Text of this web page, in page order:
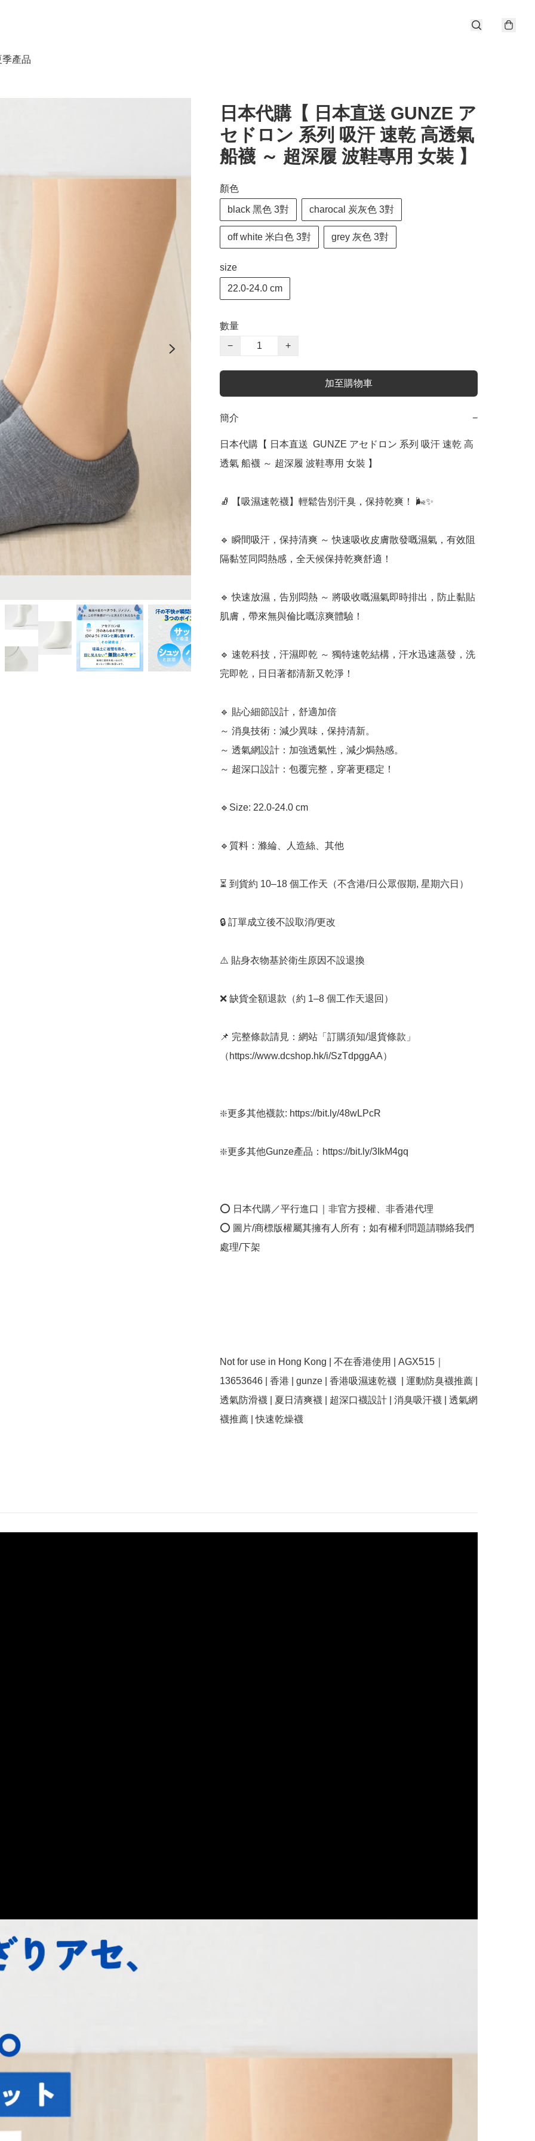
產品
日本代購【 日本直送 GUNZE ア
セドロン 系列 吸汗 速乾 高透氣
船襪 ～ 超深履 波鞋專用 女裝 】
顏色
black 黑色 3對 charocal 炭灰色 3對
off white 米白色 3對 grey 灰色 3對
size
22.0-24.0 cm
數量
−
+
加至購物車
簡介 −
日本代購【 日本直送  GUNZE アセドロン 系列 吸汗 速乾 高
透氣 船襪 ～ 超深履 波鞋專用 女裝 】
🧦 【吸濕速乾襪】輕鬆告別汗臭，保持乾爽！ 🌬️✨
🔹 瞬間吸汗，保持清爽 ～ 快速吸收皮膚散發嘅濕氣，有效阻
隔黏笠同悶熱感，全天候保持乾爽舒適！
🔹 快速放濕，告別悶熱 ～ 將吸收嘅濕氣即時排出，防止黏貼
肌膚，帶來無與倫比嘅涼爽體驗！
🔹 速乾科技，汗濕即乾 ～ 獨特速乾結構，汗水迅速蒸發，洗
完即乾，日日著都清新又乾淨！
🔹 貼心細節設計，舒適加倍
～ 消臭技術：減少異味，保持清新。
～ 透氣網設計：加強透氣性，減少焗熱感。
～ 超深口設計：包覆完整，穿著更穩定！
🔹Size:﻿ 22.0-24.0 cm
🔹質料：滌綸、人造絲、其他
⏳ 到貨約 10–18 個工作天（不含港/日公眾假期, 星期六日）
🔒 訂單成立後不設取消/更改
⚠️ 貼身衣物基於衛生原因不設退換
❌ 缺貨全額退款（約 1–8 個工作天退回）
📌 完整條款請見：網站「訂購須知/退貨條款」
（https://www.dcshop.hk/i/SzTdpggAA）
❇️更多其他襪款: https://bit.ly/48wLPcR
❇️更多其他Gunze產品：https://bit.ly/3IkM4gq
⭕ 日本代購／平行進口｜非官方授權、非香港代理
⭕ 圖片/商標版權屬其擁有人所有；如有權利問題請聯絡我們
處理/下架
Not for use in Hong Kong | 不在香港使用 | AGX515｜
13653646 | 香港 | ﻿gunze | 香港吸濕速乾襪  | 運動防臭襪推薦 |
透氣防滑襪 | 夏日清爽襪 | 超深口襪設計 | 消臭吸汗襪 | 透氣網